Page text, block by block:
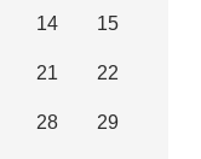
14 15
21 22
28 29